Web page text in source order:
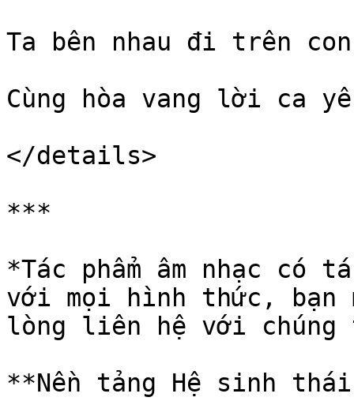
Ta bên nhau đi trên con
Cùng hòa vang lời ca
</details>
***
*Tác phẩm âm nhạc có
với mọi hình thức, bạn
lòng liên hệ với
**Nền tảng Hệ sinh